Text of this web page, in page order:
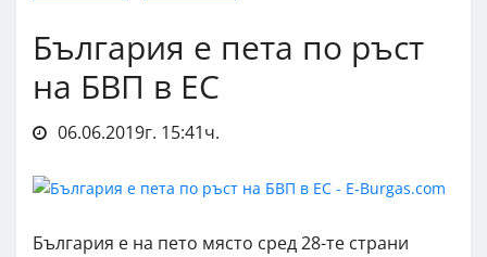
България е пета по ръст
на БВП в ЕС
06.06.2019г. 15:41ч.
България е на пето място сред 28-те страни